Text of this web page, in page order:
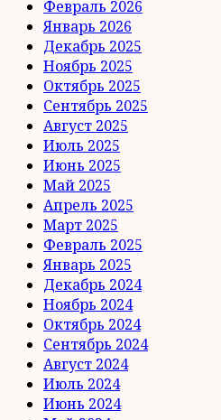
Февраль 2026
Январь 2026
Декабрь 2025
Ноябрь 2025
Октябрь 2025
Сентябрь 2025
Август 2025
Июль 2025
Июнь 2025
Май 2025
Апрель 2025
Март 2025
Февраль 2025
Январь 2025
Декабрь 2024
Ноябрь 2024
Октябрь 2024
Сентябрь 2024
Август 2024
Июль 2024
Июнь 2024